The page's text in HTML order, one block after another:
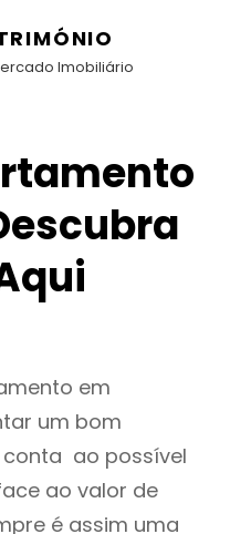
Imobiliário
em
um bom
ao possível
ao valor de
é assim uma